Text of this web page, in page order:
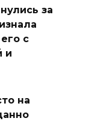
за
с
и
на